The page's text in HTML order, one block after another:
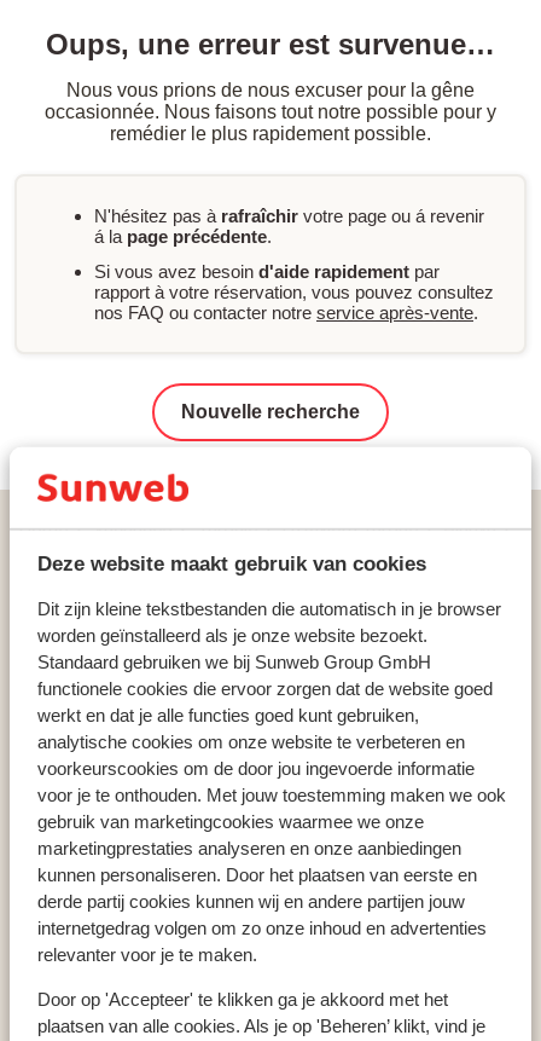
Deze website maakt gebruik van cookies
Dit zijn kleine tekstbestanden die automatisch in je browser
worden geïnstalleerd als je onze website bezoekt.
Standaard gebruiken we bij Sunweb Group GmbH
functionele cookies die ervoor zorgen dat de website goed
werkt en dat je alle functies goed kunt gebruiken,
analytische cookies om onze website te verbeteren en
voorkeurscookies om de door jou ingevoerde informatie
voor je te onthouden. Met jouw toestemming maken we ook
gebruik van marketingcookies waarmee we onze
marketingprestaties analyseren en onze aanbiedingen
kunnen personaliseren. Door het plaatsen van eerste en
derde partij cookies kunnen wij en andere partijen jouw
internetgedrag volgen om zo onze inhoud en advertenties
relevanter voor je te maken.
Door op 'Accepteer' te klikken ga je akkoord met het
plaatsen van alle cookies. Als je op 'Beheren’ klikt, vind je
Oups, une erreur est survenue…
Nous vous prions de nous excuser pour la gêne
occasionnée. Nous faisons tout notre possible pour y
remédier le plus rapidement possible.
N'hésitez pas à rafraîchir votre page ou á revenir
á la page précédente.
Si vous avez besoin d'aide rapidement par
rapport à votre réservation, vous pouvez consultez
nos FAQ ou contacter notre service après-vente.
Nouvelle recherche
Home Vacances Turquie La Riviera Turque
Alanya
Hôtel Asia Beach Resort & Spa
Pays populaires
Espagne
Grèce
Égypte
Régions populaires
Crète
Mer Rouge